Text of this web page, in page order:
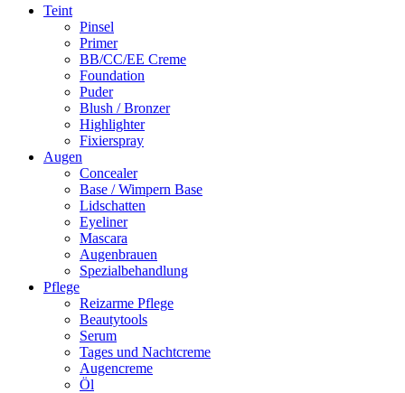
Primäres
Teint
Pinsel
Primer
BB/CC/EE Creme
Foundation
Puder
Blush / Bronzer
Highlighter
Fixierspray
Augen
Concealer
Base / Wimpern Base
Lidschatten
Eyeliner
Mascara
Augenbrauen
Spezialbehandlung
Pflege
Reizarme Pflege
Beautytools
Serum
Tages und Nachtcreme
Augencreme
Öl